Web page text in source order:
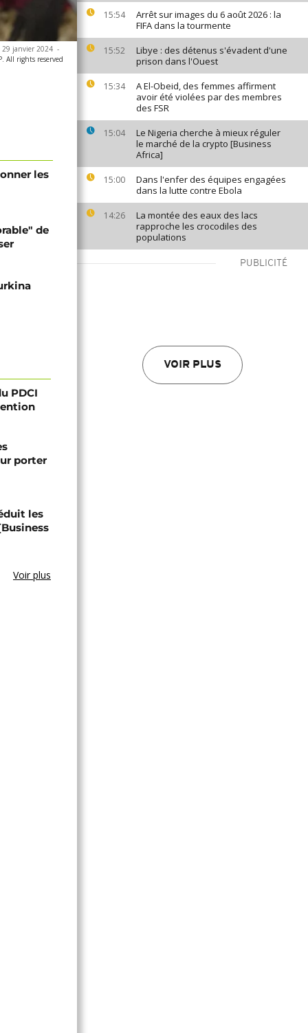
15:54
Arrêt sur images du 6 août 2026 : la
FIFA dans la tourmente
15:52
Libye : des détenus s'évadent d'une
prison dans l'Ouest
15:34
A El-Obeid, des femmes affirment
avoir été violées par des membres
des FSR
15:04
Le Nigeria cherche à mieux réguler
le marché de la crypto [Business
Africa]
15:00
Dans l'enfer des équipes engagées
dans la lutte contre Ebola
14:26
La montée des eaux des lacs
rapproche les crocodiles des
populations
PUBLICITÉ
VOIR PLUS
29 janvier 2024 -
All rights reserved
les
de
PDCI
porter
les
Voir plus